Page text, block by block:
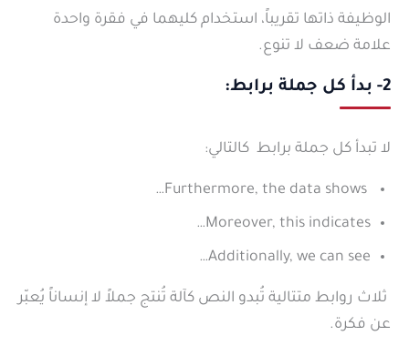
الوظيفة ذاتها تقريباً، استخدام كليهما في فقرة واحدة
علامة ضعف لا تنوع.
2- بدأ كل جملة برابط:
لا تبدأ كل جملة برابط كالتالي:
Moreover, this indicates…
Additionally, we can see…
ثلاث روابط متتالية تُبدو النص كآلة تُنتج جملاً لا إنساناً يُعبّر
عن فكرة.